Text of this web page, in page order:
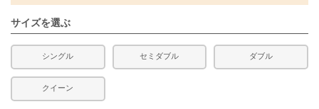
サイズを選ぶ
シングル セミダブル ダブル
クイーン